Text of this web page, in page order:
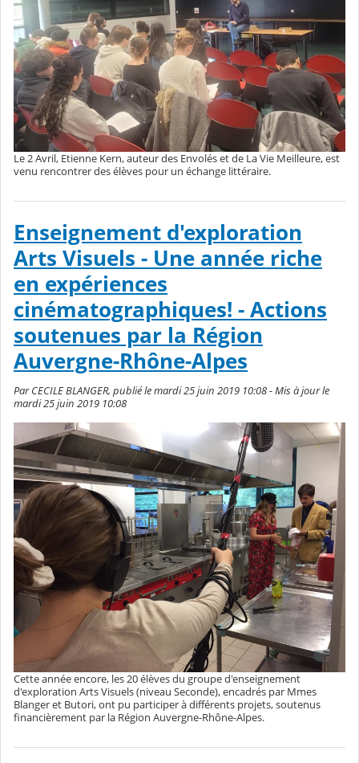
Le 2 Avril, Etienne Kern, auteur des Envolés et de La Vie Meilleure, est
venu rencontrer des élèves pour un échange littéraire.
Enseignement d'exploration
Arts Visuels - Une année riche
en expériences
cinématographiques! - Actions
soutenues par la Région
Auvergne-Rhône-Alpes
Par CECILE BLANGER, publié le mardi 25 juin 2019 10:08 - Mis à jour le
mardi 25 juin 2019 10:08
Cette année encore, les 20 élèves du groupe d'enseignement
d'exploration Arts Visuels (niveau Seconde), encadrés par Mmes
Blanger et Butori, ont pu participer à différents projets, soutenus
financièrement par la Région Auvergne-Rhône-Alpes.